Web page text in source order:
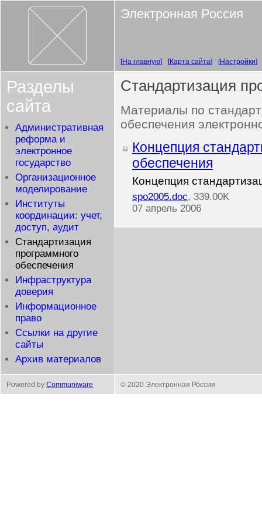
Электронная Россия
На главную Карта сайта Настройки
Разделы
сайта
Административная
реформа и
электронное
государство
Организационное
моделирование
Институты
координации: учет,
доступ, аудит
Стандартизация
программного
обеспечения
Инфраструктура
доверия
Информационное
право
Ссылки на другие
сайты
Архив материалов
Стандартизация
Материалы по
обеспечения
Концепция
обеспечения
Концепция
spo2005.doc, 339.00K
07 апрель 2006
Powered by Communiware © 2020 Электронная Россия